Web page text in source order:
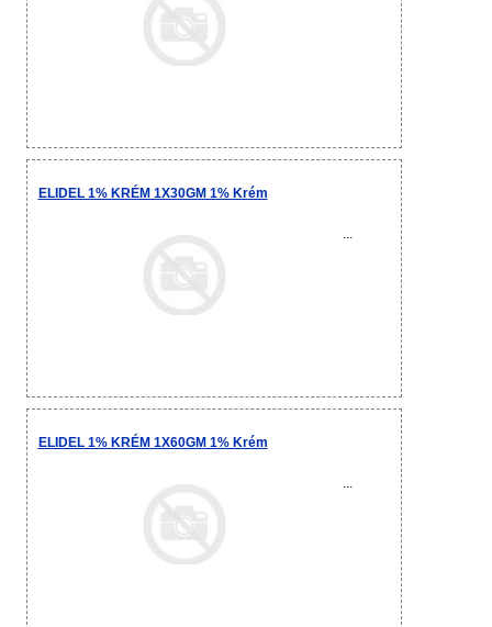
ELIDEL 1% KRÉM 1X30GM 1% Krém
...
ELIDEL 1% KRÉM 1X60GM 1% Krém
...